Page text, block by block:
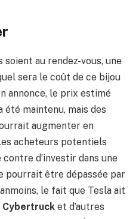
au rendez-vous, une
sera le coût de ce bijou
annonce, le prix estimé
été maintenu, mais des
augmenter en
acheteurs potentiels
d’investir dans une
pourrait être dépassée par
le fait que Tesla ait
Cybertruck et d’autres